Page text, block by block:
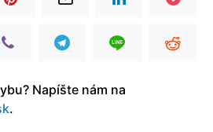
Napíšte nám na
.